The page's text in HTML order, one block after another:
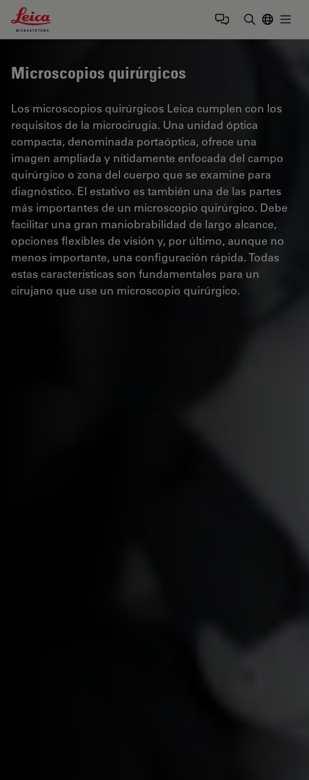
Leica Microsystems Logo
Microscopios quirúrgicos
Los microscopios quirúrgicos Leica cumplen con los
requisitos de la microcirugía. Una unidad óptica
compacta, denominada portaóptica, ofrece una
imagen ampliada y nítidamente enfocada del campo
quirúrgico o zona del cuerpo que se examine para
diagnóstico. El estativo es también una de las partes
más importantes de un microscopio quirúrgico. Debe
facilitar una gran maniobrabilidad de largo alcance,
opciones flexibles de visión y, por último, aunque no
menos importante, una configuración rápida. Todas
estas características son fundamentales para un
cirujano que use un microscopio quirúrgico.